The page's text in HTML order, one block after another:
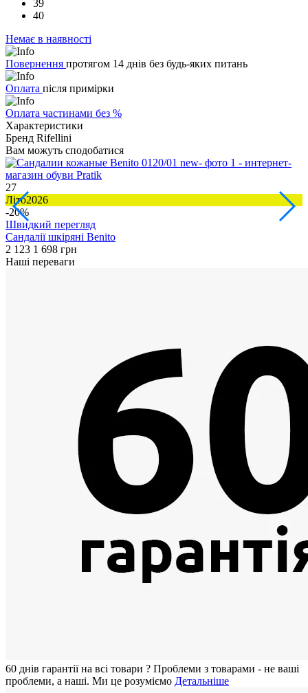
39
40
Немає в наявності
Повернення протягом 14 днів без будь-яких питань
Оплата після примірки
Оплата частинами без %
Характеристики
Бренд Rifellini
Вам можуть сподобатися
27
Літо2026
-20%
Швидкий перегляд
Сандалії шкіряні Benito
2 123 1 698 грн
Наші переваги
60 днiв гарантії на всi товари ? Проблеми з товарами - не ваші
проблеми, а наші. Ми це розуміємо Детальніше